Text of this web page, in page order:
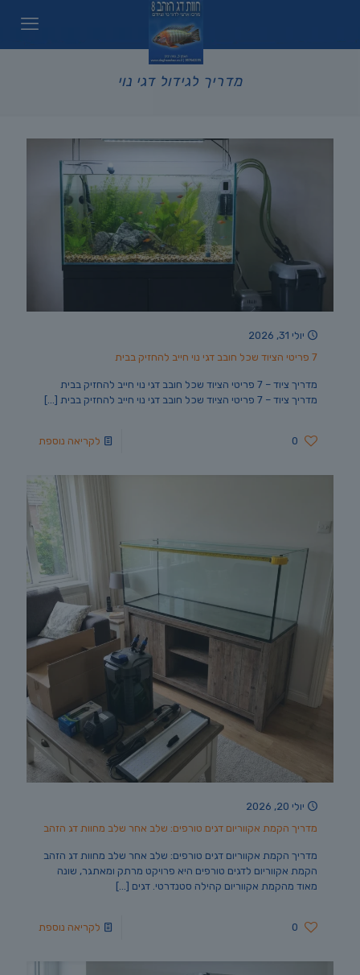
מדריך לגידול דגי נוי
יולי 31, 2026
7 פריטי הציוד שכל חובב דגי נוי חייב להחזיק בבית
מדריך ציוד – 7 פריטי הציוד שכל חובב דגי נוי חייב להחזיק בבית
מדריך ציוד – 7 פריטי הציוד שכל חובב דגי נוי חייב להחזיק בבית
[…]
0 לקריאה נוספת
יולי 20, 2026
מדריך הקמת אקווריום דגים טורפים: שלב אחר שלב מחוות דג הזהב
מדריך הקמת אקווריום דגים טורפים: שלב אחר שלב מחוות דג הזהב
הקמת אקווריום לדגים טורפים היא פרויקט מרתק ומאתגר, שונה
מאוד מהקמת אקווריום קהילה סטנדרטי. דגים […]
0 לקריאה נוספת